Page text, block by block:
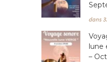
dans
lune
–